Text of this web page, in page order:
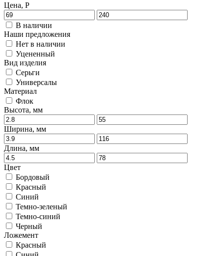
Цена, Р
В наличии
Наши предложения
Нет в наличии
Уцененный
Вид изделия
Серьги
Универсалы
Материал
Флок
Высота, мм
Ширина, мм
Длина, мм
Цвет
Бордовый
Красный
Синий
Темно-зеленый
Темно-синий
Черный
Ложемент
Красный